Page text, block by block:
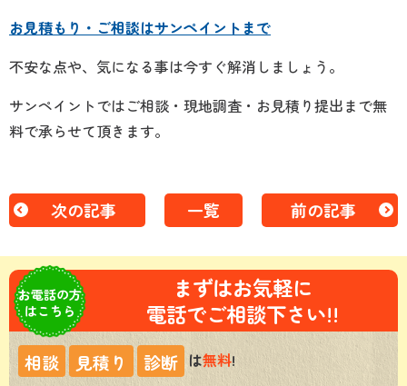
お見積もり・ご相談はサンペイントまで
不安な点や、気になる事は今すぐ解消しましょう。
サンペイントではご相談・現地調査・お見積り提出まで無
料で承らせて頂きます。
次の記事 一覧 前の記事
お電話の方
はこちら
まずはお気軽に
電話でご相談下さい!!
相談 見積り 診断 は無料!